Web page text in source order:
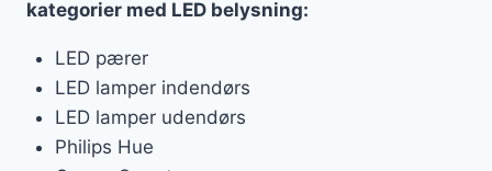
kategorier med LED belysning:
LED pærer
LED lamper indendørs
LED lamper udendørs
Philips Hue